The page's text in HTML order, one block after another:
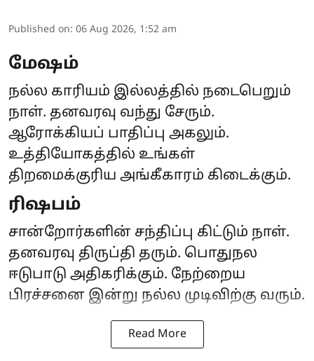
Published on: 06 Aug 2026, 1:52 am
மேஷம்
நல்ல காரியம் இல்லத்தில் நடைபெறும்
நாள். தனவரவு வந்து சேரும்.
ஆரோக்கியப் பாதிப்பு அகலும்.
உத்தியோகத்தில் உங்கள்
திறமைக்குரிய அங்கீகாரம் கிடைக்கும்.
ரிஷபம்
சான்றோர்களின் சந்திப்பு கிட்டும் நாள்.
தனவரவு திருப்தி தரும். பொதுநல
ஈடுபாடு அதிகரிக்கும். நேற்றைய
பிரச்சனை இன்று நல்ல முடிவிற்கு வரும்.
Read More